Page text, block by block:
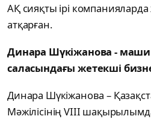
АҚ сияқты ірі
атқарған.
Динара Шүкіжанова -
саласындағы жетекші
Динара Шүкіжанова –
Мәжілісінің VIII